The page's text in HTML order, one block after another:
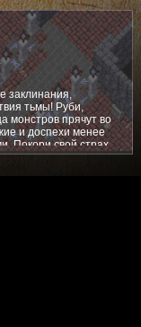
заклинания,
тьмы! Руби,
монстров прячут во
и доспехи менее
Покори свой страх,